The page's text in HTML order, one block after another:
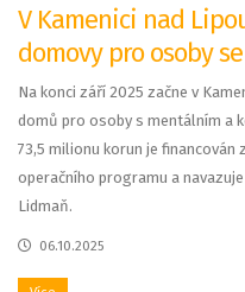
V Kamenici nad
domovy pro osoby
Na konci září 2025 začne v
domů pro osoby s mentálním a
73,5 milionu korun je
operačního programu a
Lidmaň.
06.10.2025